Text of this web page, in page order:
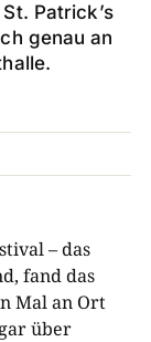
Patrick’s
genau an
– das
fand das
Mal an Ort
über